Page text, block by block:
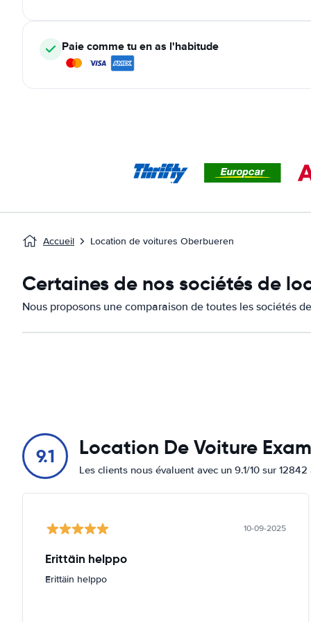
Paie comme tu en as l'habitude
Accueil Location de voitures Oberbueren
Certaines de nos sociétés de
Nous proposons une comparaison de toutes les sociétés
9.1 Location De Voiture
Les clients nous évaluent avec un 9.1/10 sur 12842
10-09-2025
Erittäin helppo
Erittäin helppo